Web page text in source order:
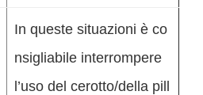
In queste situazioni è co
nsigliabile interrompere
l’uso del cerotto/della pill